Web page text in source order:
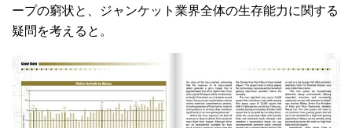
ープの窮状と、ジャンケット業界全体の生存能力に関する
疑問を考えると。